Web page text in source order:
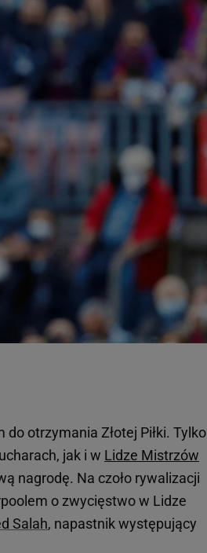
do otrzymania Złotej Piłki. Tylko
jak i w Lidze Mistrzów
nagrodę. Na czoło rywalizacji
o zwycięstwo w Lidze
Salah, napastnik występujący